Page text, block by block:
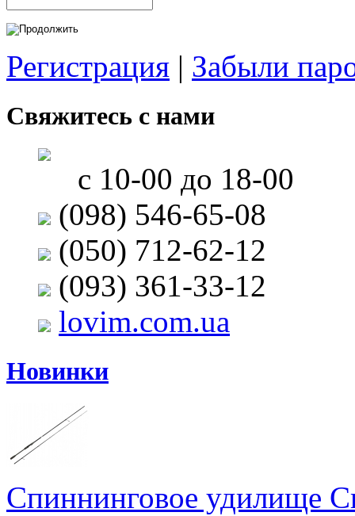
Регистрация | Забыли
Свяжитесь с нами
с 10-00 до 18-00
(098) 546-65-08
(050) 712-62-12
(093) 361-33-12
lovim.com.ua
Новинки
Спиннинговое удилище